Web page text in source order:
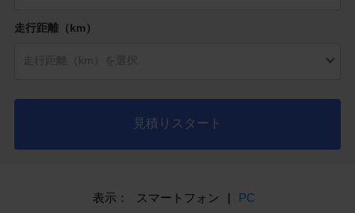
走行距離（km）
見積りスタート
表示： スマートフォン | PC